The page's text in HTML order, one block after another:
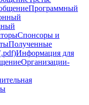
Программный
Спонсоры и
Полученные
Информация для
Организации-